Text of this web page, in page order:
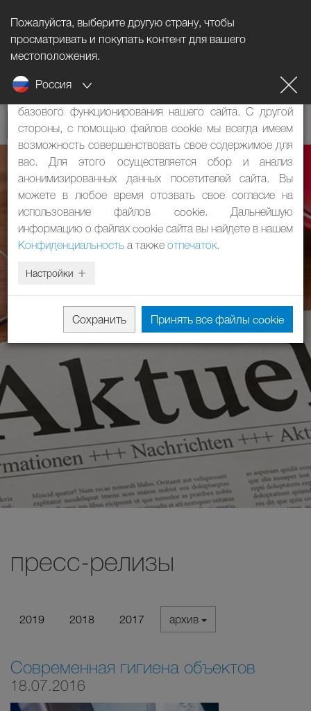
Пожалуйста, выберите другую страну, чтобы
просматривать и покупать контент для вашего
местоположения.
Россия
пресс-релизы
2019 2018 2017 архив
Современная гигиена объектов
18.07.2016
Информация о файлах cookie
Наш сайт использует файлы cookie. Они имеют две
функции: с одной стороны, они необходимы для
базового функционирования нашего сайта. С другой
стороны, с помощью файлов cookie мы всегда имеем
возможность совершенствовать свое содержимое для
вас. Для этого осуществляется сбор и анализ
анонимизированных данных посетителей сайта. Вы
можете в любое время отозвать свое согласие на
использование файлов cookie. Дальнейшую
информацию о файлах cookie сайта вы найдете в нашем
Конфиденциальность а также отпечаток.
Настройки
Сохранить Принять все файлы cookie